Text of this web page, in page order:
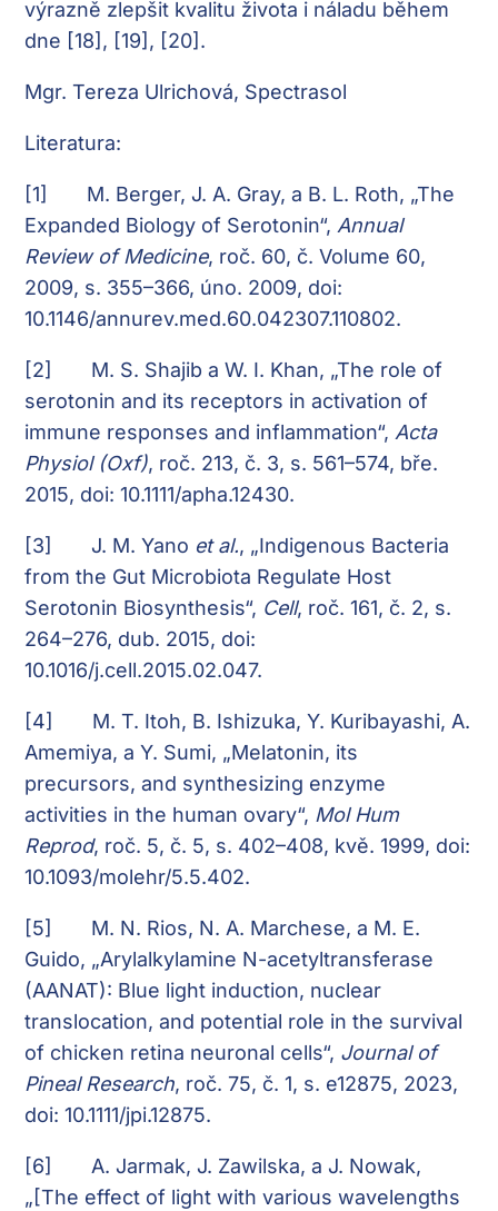
výrazně zlepšit kvalitu života i náladu během
dne [18], [19], [20].
Mgr. Tereza Ulrichová, Spectrasol
Literatura:
[1] M. Berger, J. A. Gray, a B. L. Roth, „The
Expanded Biology of Serotonin“,Annual
Review of Medicine, roč. 60, č. Volume 60,
2009, s. 355–366, úno. 2009, doi:
10.1146/annurev.med.60.042307.110802.
[2] M. S. Shajib a W. I. Khan, „The role of
serotonin and its receptors in activation of
immune responses and inflammation“,Acta
Physiol (Oxf), roč. 213, č. 3, s. 561–574, bře.
2015, doi: 10.1111/apha.12430.
[3] J. M. Yano et al., „Indigenous Bacteria
from the Gut Microbiota Regulate Host
Serotonin Biosynthesis“, Cell, roč. 161, č. 2, s.
264–276, dub. 2015, doi:
10.1016/j.cell.2015.02.047.
[4] M. T. Itoh, B. Ishizuka, Y. Kuribayashi, A.
Amemiya, a Y. Sumi, „Melatonin, its
precursors, and synthesizing enzyme
activities in the human ovary“, Mol Hum
Reprod, roč. 5, č. 5, s. 402–408, kvě. 1999, doi:
10.1093/molehr/5.5.402.
[5] M. N. Rios, N. A. Marchese, a M. E.
Guido, „Arylalkylamine N-acetyltransferase
(AANAT): Blue light induction, nuclear
translocation, and potential role in the survival
of chicken retina neuronal cells“, Journal of
Pineal Research, roč. 75, č. 1, s. e12875, 2023,
doi: 10.1111/jpi.12875.
[6]A. Jarmak, J. Zawilska, a J. Nowak,
„[The effect of light with various wavelengths